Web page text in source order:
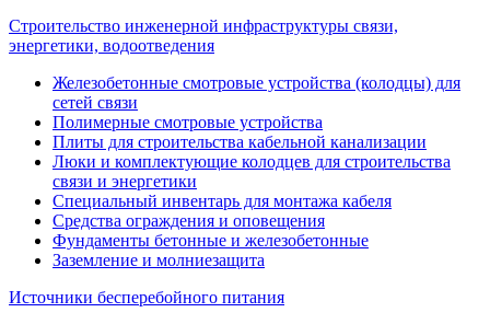
Строительство инженерной инфраструктуры связи,
энергетики, водоотведения
Железобетонные смотровые устройства (колодцы) для
сетей связи
Полимерные смотровые устройства
Плиты для строительства кабельной канализации
Люки и комплектующие колодцев для строительства
связи и энергетики
Специальный инвентарь для монтажа кабеля
Средства ограждения и оповещения
Фундаменты бетонные и железобетонные
Заземление и молниезащита
Источники бесперебойного питания